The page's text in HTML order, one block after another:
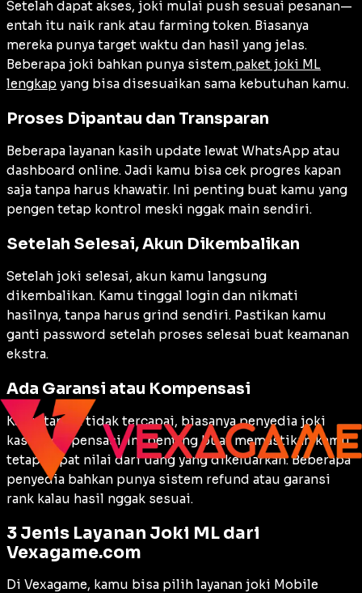
Setelah dapat akses, joki mulai push sesuai pesanan—
entah itu naik rank atau farming token. Biasanya
mereka punya target waktu dan hasil yang jelas.
Beberapa joki bahkan punya sistem paket joki ML
lengkap yang bisa disesuaikan sama kebutuhan kamu.
Proses Dipantau dan Transparan
Beberapa layanan kasih update lewat WhatsApp atau
dashboard online. Jadi kamu bisa cek progres kapan
saja tanpa harus khawatir. Ini penting buat kamu yang
pengen tetap kontrol meski nggak main sendiri.
Setelah Selesai, Akun Dikembalikan
Setelah joki selesai, akun kamu langsung
dikembalikan. Kamu tinggal login dan nikmati
hasilnya, tanpa harus grind sendiri. Pastikan kamu
ganti password setelah proses selesai buat keamanan
ekstra.
Ada Garansi atau Kompensasi
Kalau target tidak tercapai, biasanya penyedia joki
kasih kompensasi. Ini penting buat memastikan kamu
tetap dapat nilai dari uang yang dikeluarkan. Beberapa
penyedia bahkan punya sistem refund atau garansi
rank kalau hasil nggak sesuai.
3 Jenis Layanan Joki ML dari
Vexagame.com
Di Vexagame, kamu bisa pilih layanan joki Mobile